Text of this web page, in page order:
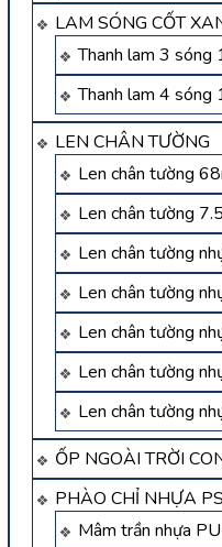
LAM SÓNG CỐT
Thanh lam 3 sóng
Thanh lam 4 sóng
LEN CHÂN TƯỜNG
Len chân tường
Len chân tường
Len chân tường
Len chân tường
Len chân tường
Len chân tường
Len chân tường
ỐP NGOÀI TRỜI
PHÀO CHỈ NHỰA
Mâm trần nhựa